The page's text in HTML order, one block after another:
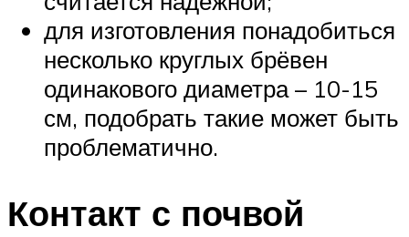
для изготовления понадобиться
несколько круглых брёвен
одинакового диаметра – 10-15
см, подобрать такие может быть
проблематично.
Контакт с почвой